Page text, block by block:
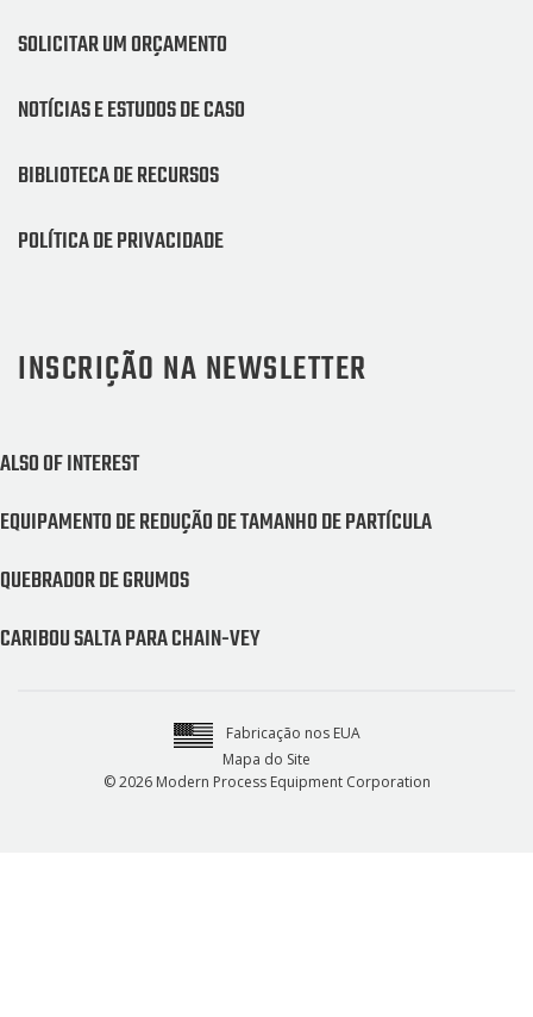
SOLICITAR UM ORÇAMENTO
NOTÍCIAS E ESTUDOS DE CASO
BIBLIOTECA DE RECURSOS
POLÍTICA DE PRIVACIDADE
INSCRIÇÃO NA NEWSLETTER
ALSO OF INTEREST
EQUIPAMENTO DE REDUÇÃO DE TAMANHO DE PARTÍCULA
QUEBRADOR DE GRUMOS
CARIBOU SALTA PARA CHAIN-VEY
Fabricação nos EUA
Mapa do Site
© 2026 Modern Process Equipment Corporation